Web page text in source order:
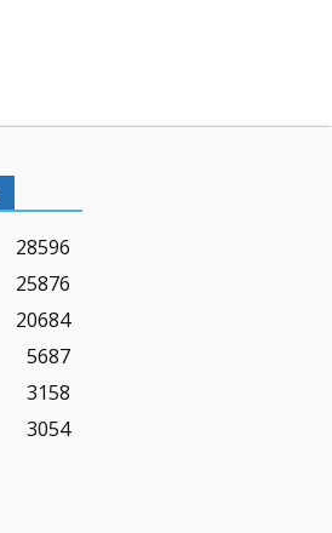
28596
25876
20684
5687
3158
3054